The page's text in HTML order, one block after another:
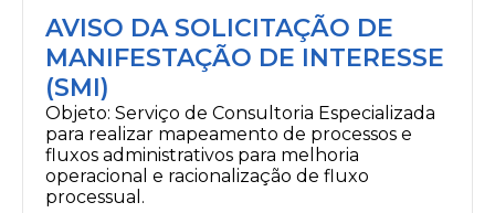
AVISO DA SOLICITAÇÃO DE
MANIFESTAÇÃO DE INTERESSE
(SMI)
Objeto: Serviço de Consultoria Especializada
para realizar mapeamento de processos e
fluxos administrativos para melhoria
operacional e racionalização de fluxo
processual.